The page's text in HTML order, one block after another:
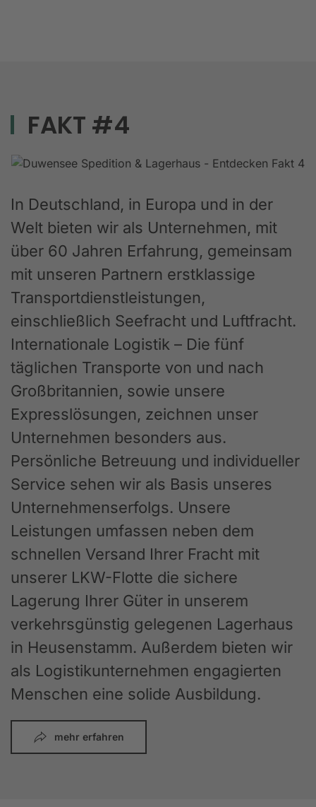
FAKT #4
In Deutschland, in Europa und in der
Welt bieten wir als Unternehmen, mit
über 60 Jahren Erfahrung, gemeinsam
mit unseren Partnern erstklassige
Transportdienstleistungen,
einschließlich Seefracht und Luftfracht.
Internationale Logistik – Die fünf
täglichen Transporte von und nach
Großbritannien, sowie unsere
Expresslösungen, zeichnen unser
Unternehmen besonders aus.
Persönliche Betreuung und individueller
Service sehen wir als Basis unseres
Unternehmenserfolgs. Unsere
Leistungen umfassen neben dem
schnellen Versand Ihrer Fracht mit
unserer LKW-Flotte die sichere
Lagerung Ihrer Güter in unserem
verkehrsgünstig gelegenen Lagerhaus
in Heusenstamm. Außerdem bieten wir
als Logistikunternehmen engagierten
Menschen eine solide Ausbildung.
mehr erfahren